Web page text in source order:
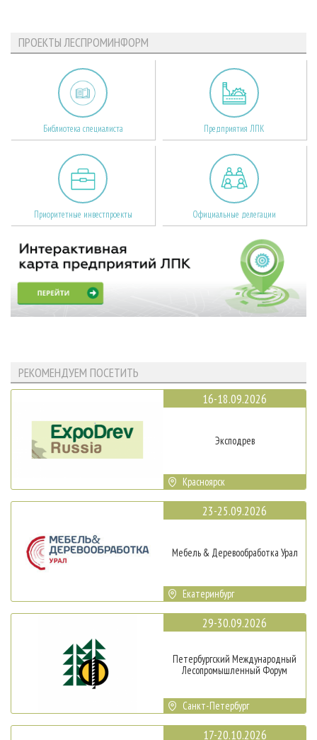
ПРОЕКТЫ ЛЕСПРОМИНФОРМ
Библиотека специалиста Предприятия ЛПК
Приоритетные инвестпроекты Официальные делегации
РЕКОМЕНДУЕМ ПОСЕТИТЬ
16-18.09.2026
Эксподрев
Красноярск
23-25.09.2026
Мебель & Деревообработка Урал
Екатеринбург
29-30.09.2026
Петербургский Международный
Лесопромышленный Форум
Санкт-Петербург
17-20.10.2026